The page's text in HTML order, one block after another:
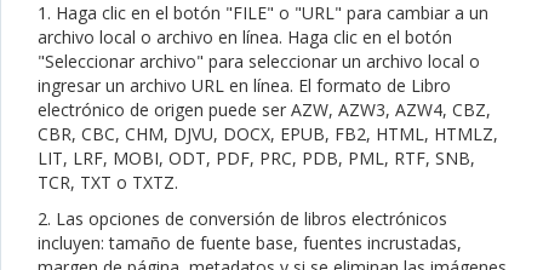
1. Haga clic en el botón "FILE" o "URL" para cambiar a un
archivo local o archivo en línea. Haga clic en el botón
"Seleccionar archivo" para seleccionar un archivo local o
ingresar un archivo URL en línea. El formato de Libro
electrónico de origen puede ser AZW, AZW3, AZW4, CBZ,
CBR, CBC, CHM, DJVU, DOCX, EPUB, FB2, HTML, HTMLZ,
LIT, LRF, MOBI, ODT, PDF, PRC, PDB, PML, RTF, SNB,
TCR, TXT o TXTZ.
2. Las opciones de conversión de libros electrónicos
incluyen: tamaño de fuente base, fuentes incrustadas,